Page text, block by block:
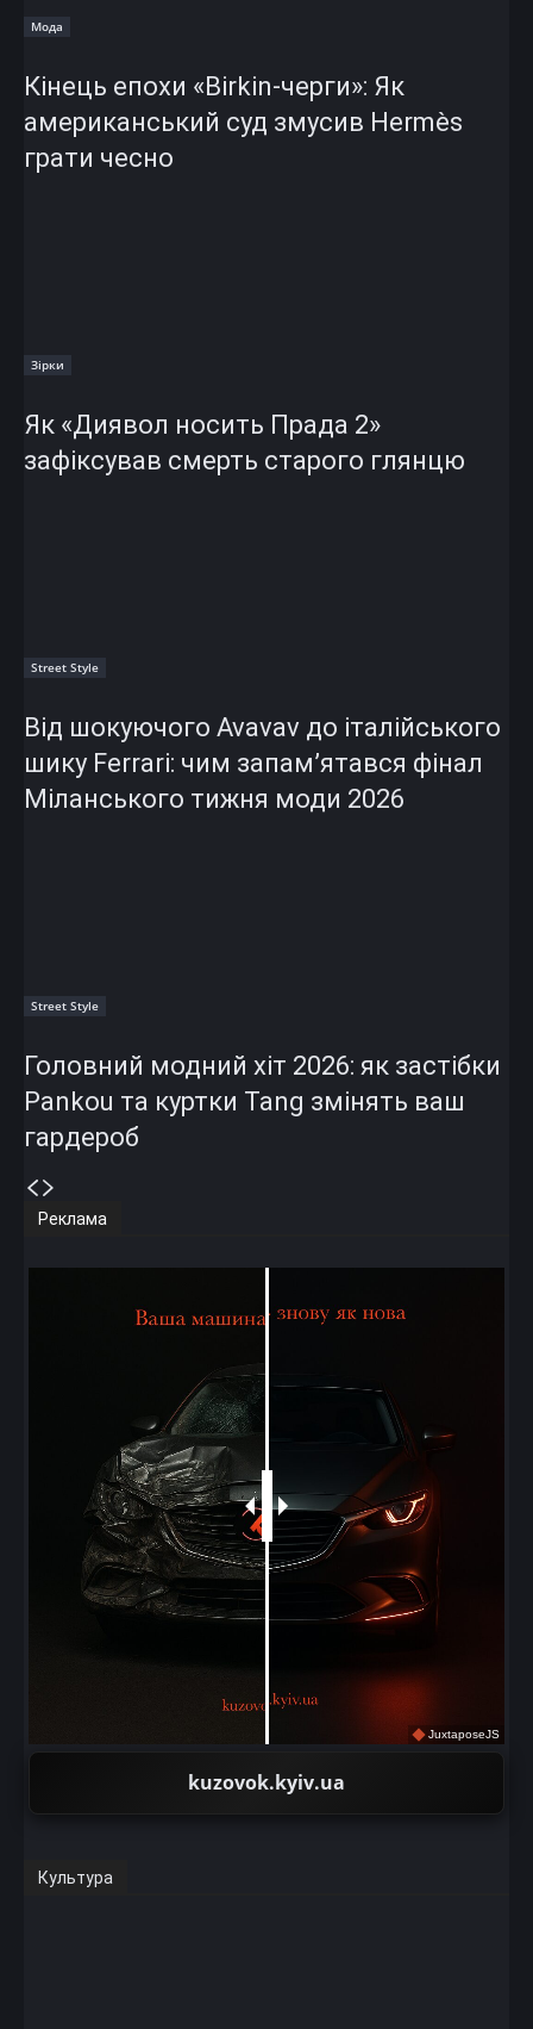
Мода
Кінець епохи «Birkin-черги»: Як
американський суд змусив Hermès
грати чесно
Зірки
Як «Диявол носить Прада 2»
зафіксував смерть старого глянцю
Street Style
Від шокуючого Avavav до італійського
шику Ferrari: чим запам’ятався фінал
Міланського тижня моди 2026
Street Style
Головний модний хіт 2026: як застібки
Pankou та куртки Tang змінять ваш
гардероб
Реклама
JuxtaposeJS
kuzovok.kyiv.ua
Культура